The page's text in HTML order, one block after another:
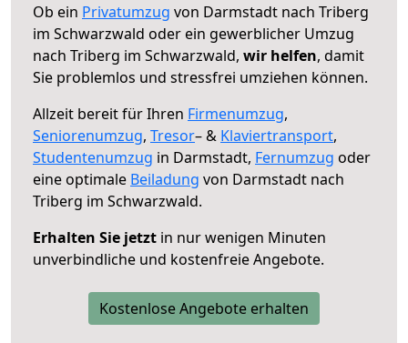
Ob ein Privatumzug von Darmstadt nach Triberg
im Schwarzwald oder ein gewerblicher Umzug
nach Triberg im Schwarzwald, wir helfen, damit
Sie problemlos und stressfrei umziehen können.
Allzeit bereit für Ihren Firmenumzug,
Seniorenumzug, Tresor– & Klaviertransport,
Studentenumzug in Darmstadt, Fernumzug oder
eine optimale Beiladung von Darmstadt nach
Triberg im Schwarzwald.
Erhalten Sie jetzt in nur wenigen Minuten
unverbindliche und kostenfreie Angebote.
Kostenlose Angebote erhalten